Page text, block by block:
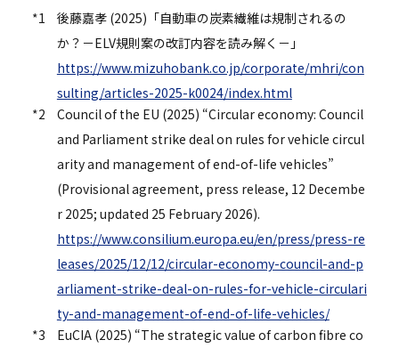
*1
後藤嘉孝 (2025)「自動車の炭素繊維は規制されるの
か？－ELV規則案の改訂内容を読み解く－」
https://www.mizuhobank.co.jp/corporate/mhri/con
sulting/articles-2025-k0024/index.html
*2
Council of the EU (2025) “Circular economy: Council
and Parliament strike deal on rules for vehicle circul
arity and management of end-of-life vehicles”
(Provisional agreement, press release, 12 Decembe
r 2025; updated 25 February 2026).
https://www.consilium.europa.eu/en/press/press-re
leases/2025/12/12/circular-economy-council-and-p
arliament-strike-deal-on-rules-for-vehicle-circulari
ty-and-management-of-end-of-life-vehicles/
*3
EuCIA (2025) “The strategic value of carbon fibre co